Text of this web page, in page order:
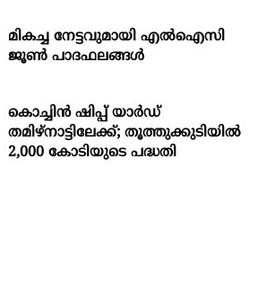
മികച്ച നേട്ടവുമായി എൽഐസി
ജൂൺ പാദഫലങ്ങൾ
കൊച്ചിന്‍ ഷിപ്പ് യാർഡ്
തമിഴ്നാട്ടിലേക്ക്; തൂത്തുക്കുടിയിൽ
2,000 കോടിയുടെ പദ്ധതി